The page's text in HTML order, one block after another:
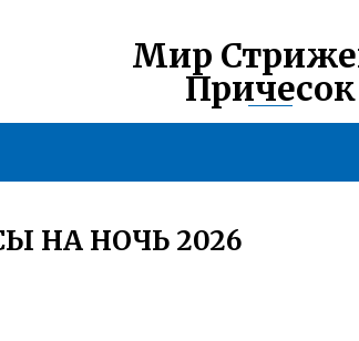
Мир
Причесок
НА НОЧЬ 2026